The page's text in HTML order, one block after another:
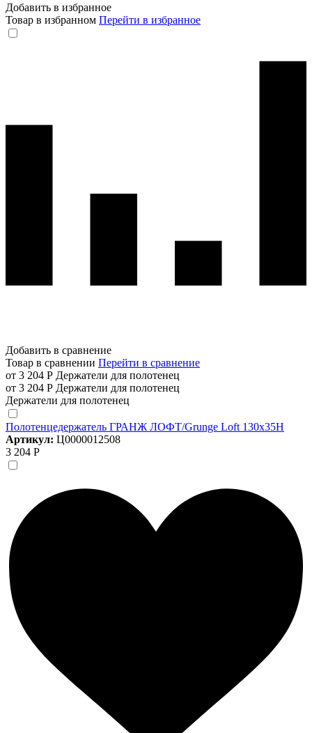
Добавить в избранное
Товар в избранном Перейти в избранное
Добавить в сравнение
Товар в сравнении Перейти в сравнение
от 3 204 Р Держатели для полотенец
от 3 204 Р Держатели для полотенец
Держатели для полотенец
Полотенцедержатель ГРАНЖ ЛОФТ/Grunge Loft 130х35Н
Артикул: Ц0000012508
3 204 Р